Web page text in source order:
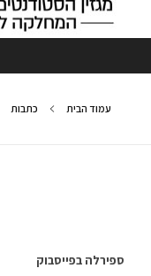
עמוד הבית כתבות
ספירלה בפייסבוק